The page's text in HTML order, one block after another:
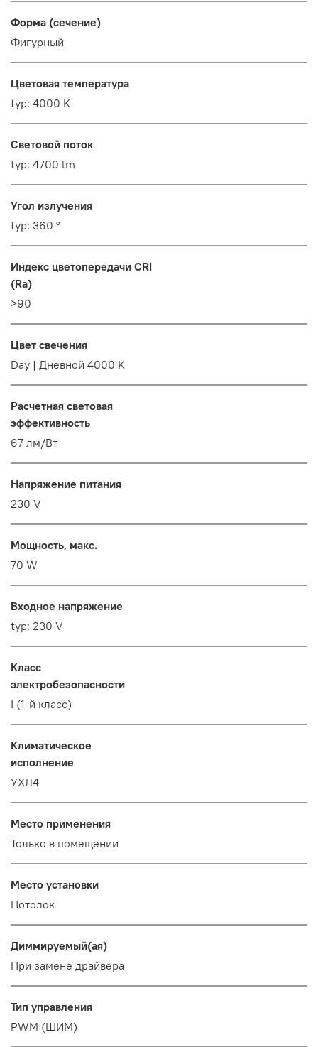
Форма (сечение)
Фигурный
Цветовая температура
typ: 4000 K
Световой поток
typ: 4700 lm
Угол излучения
typ: 360 °
Индекс цветопередачи CRI
(Ra)
>90
Цвет свечения
Day | Дневной 4000 K
Расчетная световая
эффективность
67 лм/Вт
Напряжение питания
230 V
Мощность, макс.
70 W
Входное напряжение
typ: 230 V
Класс
электробезопасности
I (1-й класс)
Климатическое
исполнение
УХЛ4
Место применения
Только в помещении
Место установки
Потолок
Диммируемый(ая)
При замене драйвера
Тип управления
PWM (ШИМ)